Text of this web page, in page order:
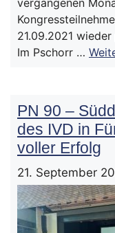
vergangenen
21.09.2021
Im Pschorr …
PN 90 –
des IVD in
voller Erfolg
21. September